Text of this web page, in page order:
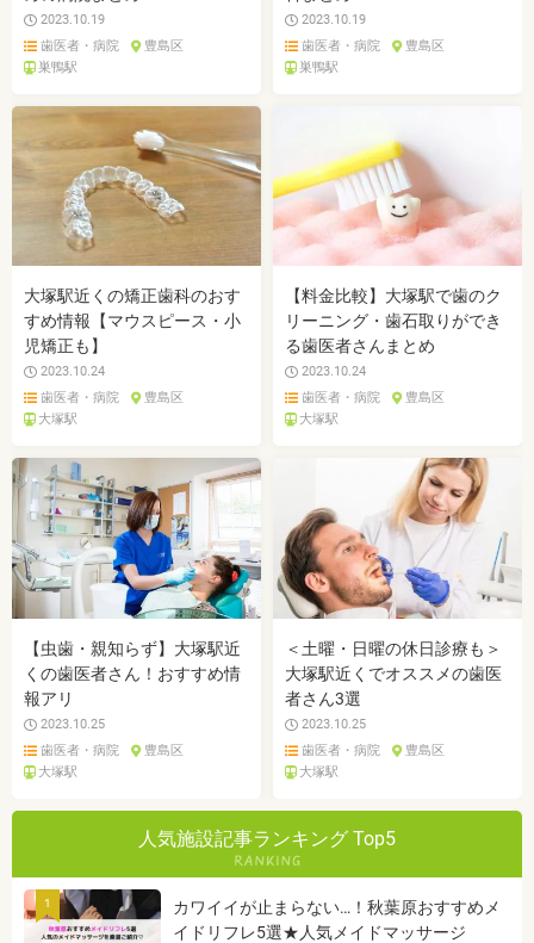
2023.10.19
歯医者・病院
豊島区
巣鴨駅
2023.10.19
歯医者・病院
豊島区
巣鴨駅
大塚駅近くの矯正歯科のおす
すめ情報【マウスピース・小
児矯正も】
2023.10.24
歯医者・病院
豊島区
大塚駅
【料金比較】大塚駅で歯のク
リーニング・歯石取りができ
る歯医者さんまとめ
2023.10.24
歯医者・病院
豊島区
大塚駅
【虫歯・親知らず】大塚駅近
くの歯医者さん！おすすめ情
報アリ
2023.10.25
歯医者・病院
豊島区
大塚駅
＜土曜・日曜の休日診療も＞
大塚駅近くでオススメの歯医
者さん3選
2023.10.25
歯医者・病院
豊島区
大塚駅
人気施設記事ランキング Top5
1
カワイイが止まらない…！秋葉原おすすめメ
イドリフレ5選★人気メイドマッサージ